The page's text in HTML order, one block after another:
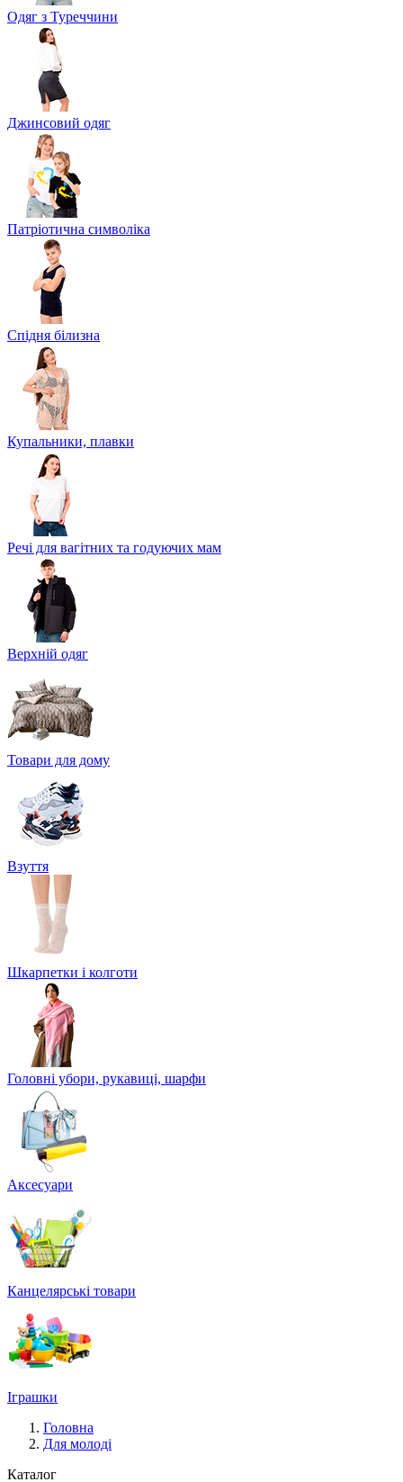
Одяг з Туреччини
Джинсовий одяг
Патріотична символіка
Спідня білизна
Купальники, плавки
Речі для вагітних та годуючих мам
Верхній одяг
Товари для дому
Взуття
Шкарпетки і колготи
Головні убори, рукавиці, шарфи
Аксесуари
Канцелярські товари
Іграшки
Головна
Для молоді
Каталог